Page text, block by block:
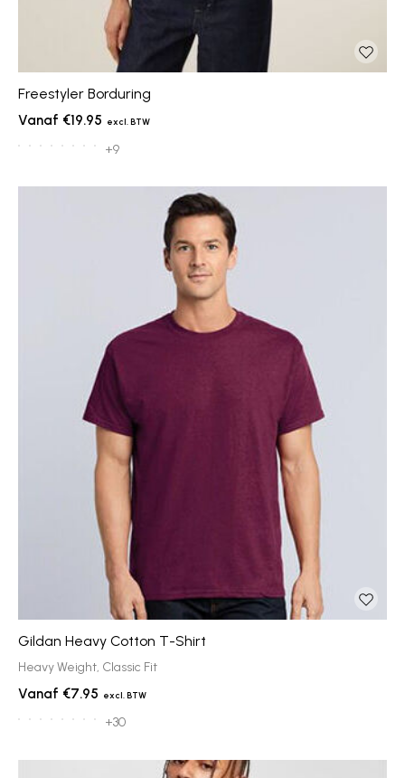
Freestyler Borduring
€19.95
+9
Gildan Heavy Cotton T-Shirt
Heavy Weight, Classic Fit
€7.95
+30